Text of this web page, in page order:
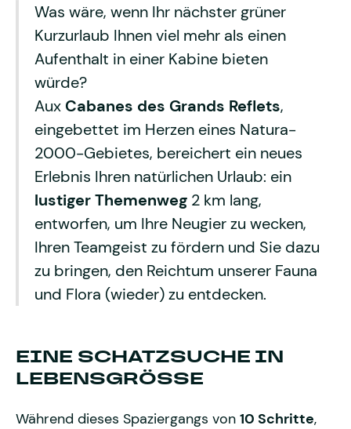
Was wäre, wenn Ihr nächster grüner
Kurzurlaub Ihnen viel mehr als einen
Aufenthalt in einer Kabine bieten
würde?
Aux Cabanes des Grands Reflets,
eingebettet im Herzen eines Natura-
2000-Gebietes, bereichert ein neues
Erlebnis Ihren natürlichen Urlaub: ein
lustiger Themenweg 2 km lang,
entworfen, um Ihre Neugier zu wecken,
Ihren Teamgeist zu fördern und Sie dazu
zu bringen, den Reichtum unserer Fauna
und Flora (wieder) zu entdecken.
EINE SCHATZSUCHE IN
LEBENSGRÖSSE
Während dieses Spaziergangs von 10 Schritte,